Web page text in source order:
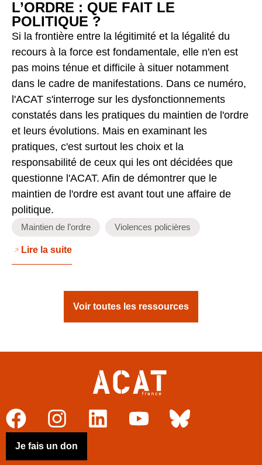
L’ORDRE : QUE FAIT LE
POLITIQUE ?
Si la frontière entre la légitimité et la légalité du
recours à la force est fondamentale, elle n'en est
pas moins ténue et difficile à situer notamment
dans le cadre de manifestations. Dans ce numéro,
l'ACAT s'interroge sur les dysfonctionnements
constatés dans les pratiques du maintien de l'ordre
et leurs évolutions. Mais en examinant les
pratiques, c'est surtout les choix et la
responsabilité de ceux qui les ont décidées que
questionne l'ACAT. Afin de démontrer que le
maintien de l'ordre est avant tout une affaire de
politique.
Maintien de l’ordre Violences policières
Lire la suite
Voir toutes les ressources
Je fais un don